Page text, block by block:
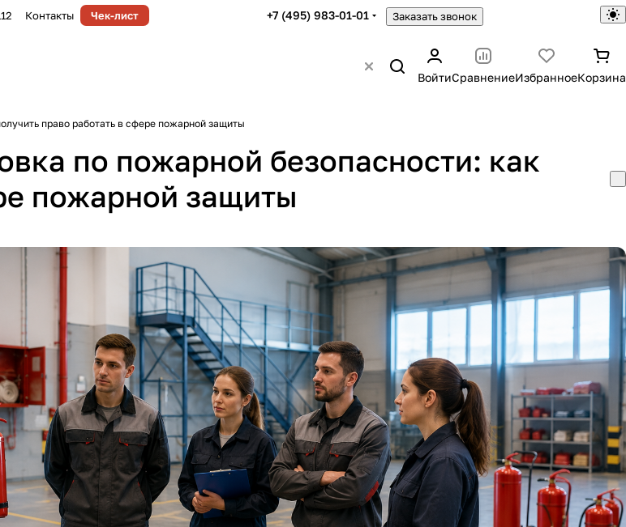
Контакты Чек-лист +7 (495) 983-01-01 Заказать звонок
ВойтиСравнениеИзбранноеКорзина
право работать в сфере пожарной защиты
по пожарной безопасности: как
пожарной защиты